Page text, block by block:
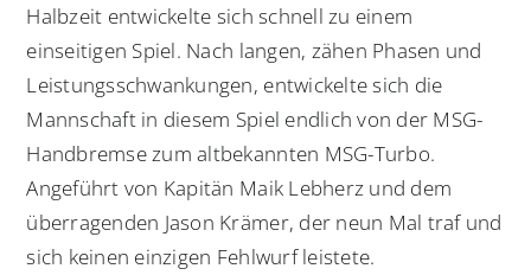
Halbzeit entwickelte sich schnell zu einem
einseitigen Spiel. Nach langen, zähen Phasen und
Leistungsschwankungen, entwickelte sich die
Mannschaft in diesem Spiel endlich von der MSG-
Handbremse zum altbekannten MSG-Turbo.
Angeführt von Kapitän Maik Lebherz und dem
überragenden Jason Krämer, der neun Mal traf und
sich keinen einzigen Fehlwurf leistete.